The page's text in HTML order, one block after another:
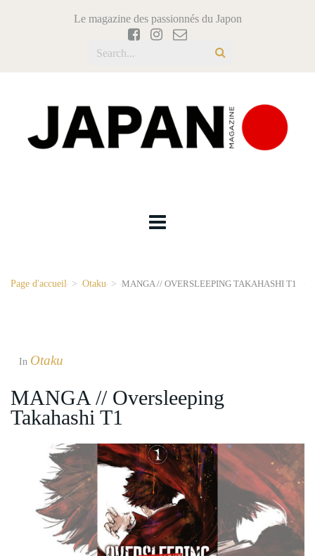
Le magazine des passionnés du Japon
Page d'accueil > Otaku > MANGA // OVERSLEEPING TAKAHASHI T1
In Otaku
MANGA // Oversleeping
Takahashi T1